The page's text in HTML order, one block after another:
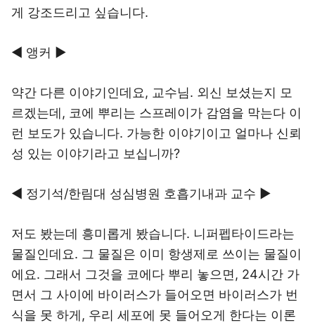
게 강조드리고 싶습니다.
◀ 앵커 ▶
약간 다른 이야기인데요, 교수님. 외신 보셨는지 모
르겠는데, 코에 뿌리는 스프레이가 감염을 막는다 이
런 보도가 있습니다. 가능한 이야기이고 얼마나 신뢰
성 있는 이야기라고 보십니까?
◀ 정기석/한림대 성심병원 호흡기내과 교수 ▶
저도 봤는데 흥미롭게 봤습니다. 니퍼펩타이드라는
물질인데요. 그 물질은 이미 항생제로 쓰이는 물질이
에요. 그래서 그것을 코에다 뿌리 놓으면, 24시간 가
면서 그 사이에 바이러스가 들어오면 바이러스가 번
식을 못 하게, 우리 세포에 못 들어오게 한다는 이론